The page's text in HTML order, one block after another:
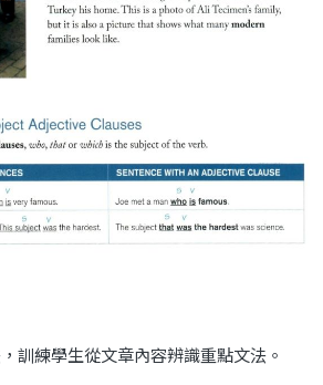
訓練學生從文章內容辨識重點文法。